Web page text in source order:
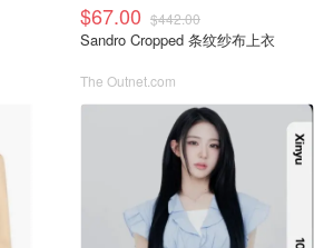
$67.00 $442.00
Sandro Cropped 条纹纱布上衣
The Outnet.com